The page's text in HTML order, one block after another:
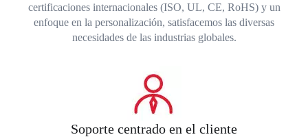
certificaciones internacionales (ISO, UL, CE, RoHS) y un
enfoque en la personalización, satisfacemos las diversas
necesidades de las industrias globales.
Soporte centrado en el cliente